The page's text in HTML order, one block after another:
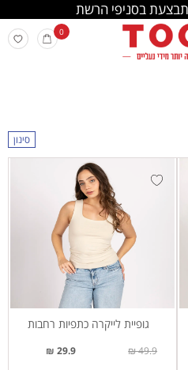
בסניפי הרשת
0
סינון
גופיית לייקרה כתפיות רחבות
29.9 ₪ 49.9 ₪